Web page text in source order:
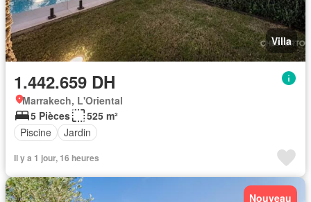
Villa
1.442.659 DH
Marrakech, L'Oriental
5 Pièces
525 m²
Piscine
Jardin
Il y a 1 jour, 16 heures
Nouveau